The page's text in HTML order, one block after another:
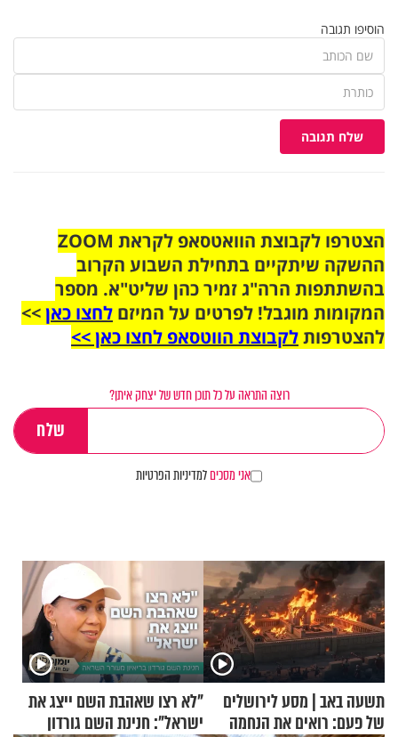
הוסיפו תגובה
שלח תגובה
הצטרפו לקבוצת הוואטסאפ לקראת ZOOM
ההשקה שיתקיים בתחילת השבוע הקרוב
בהשתתפות הרה"ג זמיר כהן שליט"א. מספר
המקומות מוגבל! לפרטים על המיזם לחצו כאן>>
להצטרפותלקבוצת הווטסאפ לחצו כאן >>
רוצה התראה על כל תוכן חדש של יצחק איתן?
אני מסכיםלמדיניות הפרטיות
תשעה באב | מסע לירושלים
של פעם: רואים את הנחמה
"לא רצו שאהבת השם ייצג את
ישראל": חנינת השם גורדון